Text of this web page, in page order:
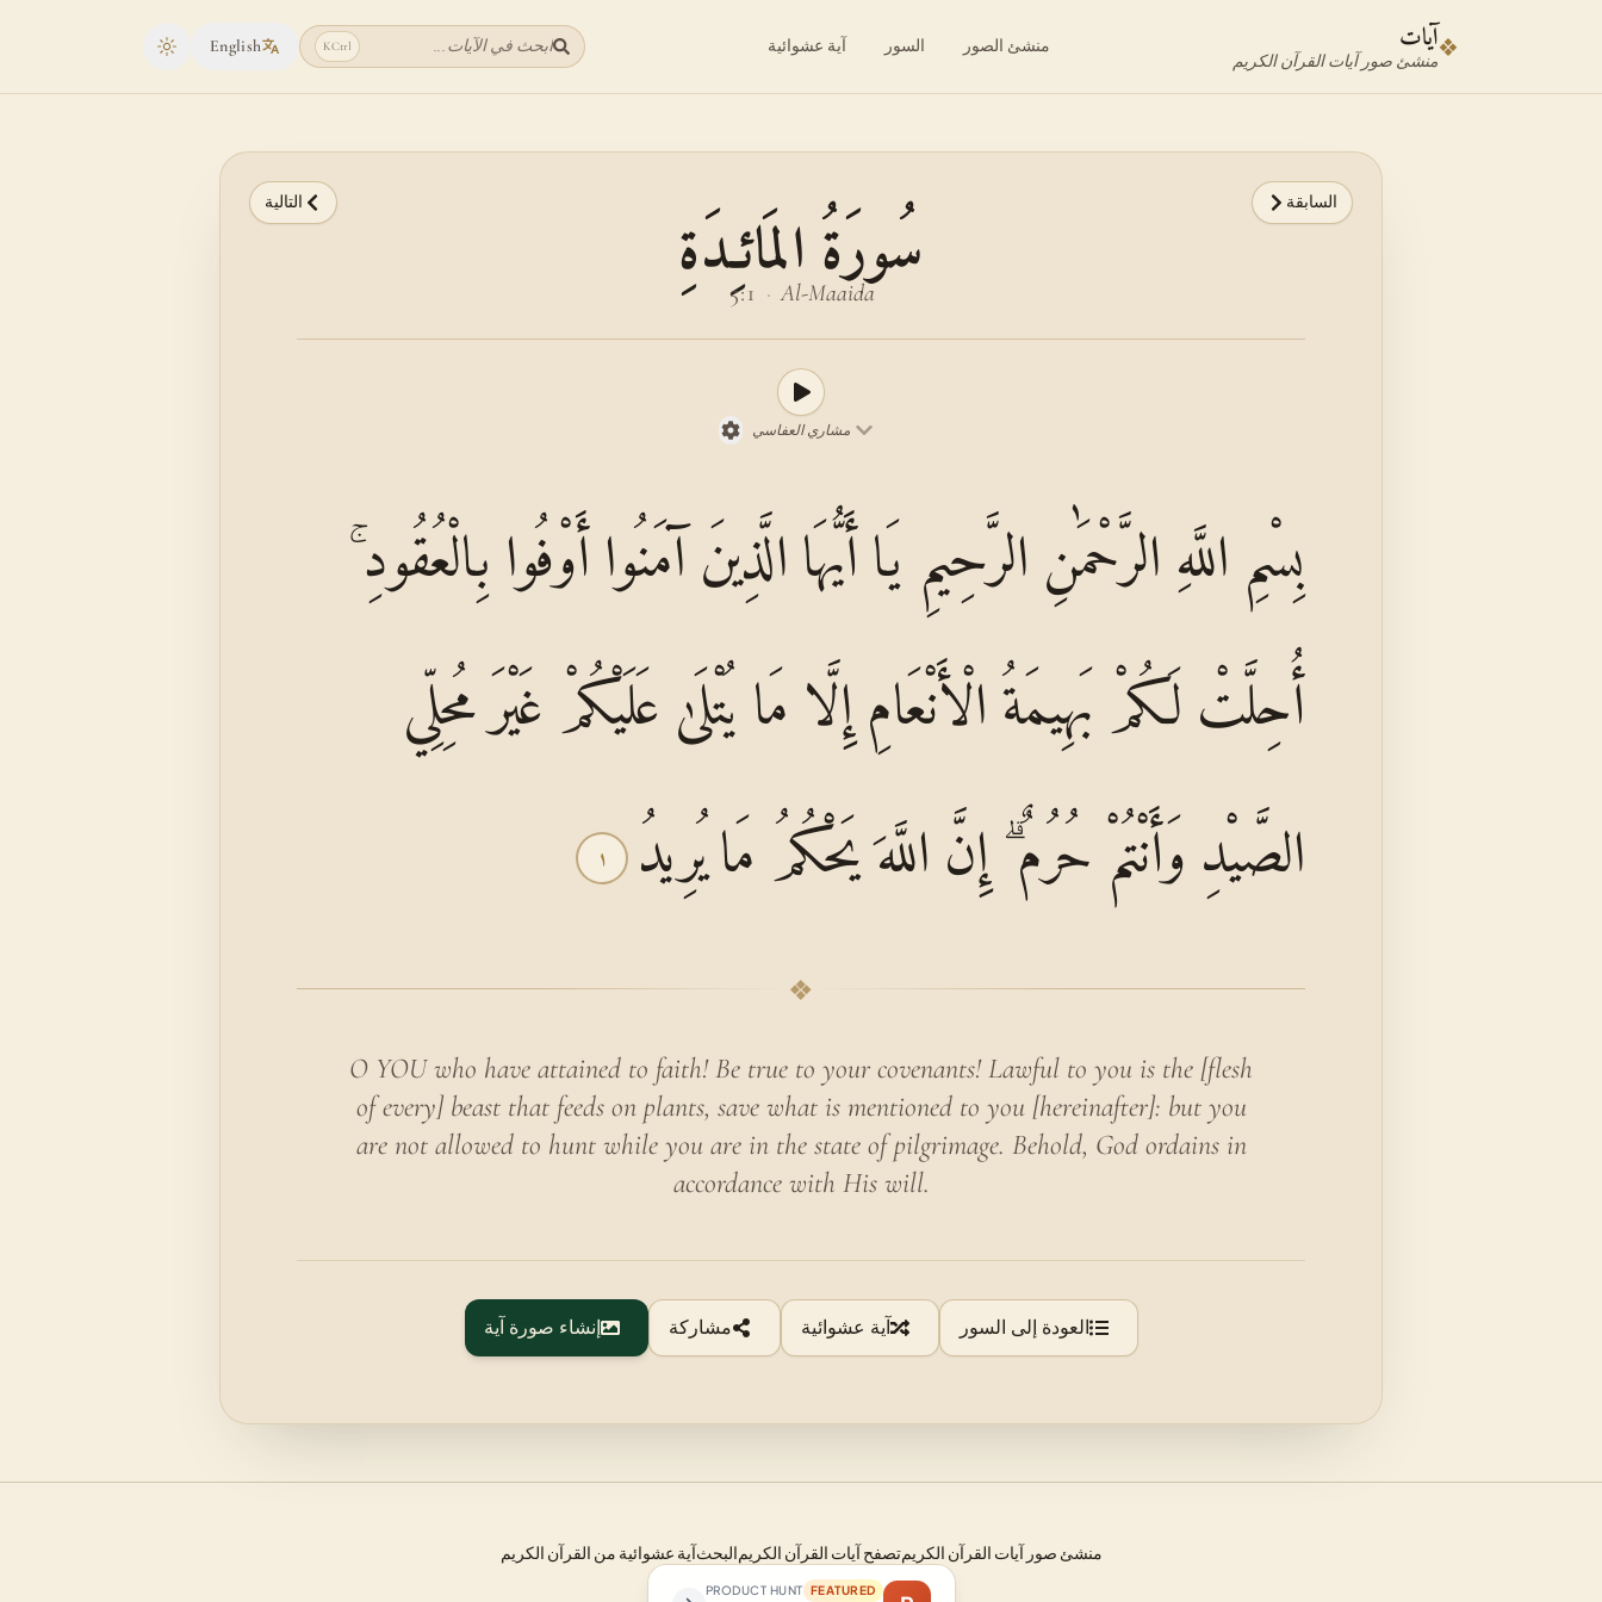
❖آيات
منشئ صور آيات القرآن الكريم
منشئ الصور السور آية عشوائية ابحث في الآيات... Ctrl
K
English
Toggle theme
السابقة التالية
سُورَةُ المَائـِدَةِ
Al-Maaida
·
5:1
مشاري العفاسي
بِسْمِ اللَّهِ الرَّحْمَٰنِ الرَّحِيمِ يَا أَيُّهَا الَّذِينَ آمَنُوا أَوْفُوا بِالْعُقُودِ ۚ
أُحِلَّتْ لَكُمْ بَهِيمَةُ الْأَنْعَامِ إِلَّا مَا يُتْلَىٰ عَلَيْكُمْ غَيْرَ مُحِلِّي
الصَّيْدِ وَأَنْتُمْ حُرُمٌ ۗ إِنَّ اللَّهَ يَحْكُمُ مَا يُرِيدُ ١
❖
O YOU who have attained to faith! Be true to your covenants! Lawful to you is the [flesh
of every] beast that feeds on plants, save what is mentioned to you [hereinafter]: but you
are not allowed to hunt while you are in the state of pilgrimage. Behold, God ordains in
accordance with His will.
العودة إلى السور آية عشوائية مشاركة إنشاء صورة آية
منشئ صور آيات القرآن الكريمتصفح آيات القرآن الكريمالبحثآية عشوائية من القرآن الكريم
FEATURED
PRODUCT HUNT